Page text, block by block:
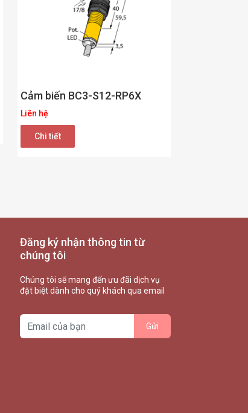
Cảm biến BC3-S12-RP6X
Liên hệ
Chi tiết
Đăng ký nhận thông tin từ
chúng tôi
Chúng tôi sẽ mang đến ưu đãi dịch vụ
đặt biệt dành cho quý khách qua email